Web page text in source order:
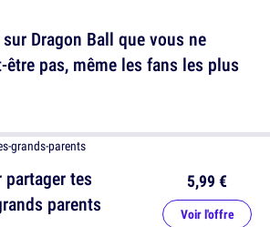
Dragon Ball que vous ne
pas, même les fans les plus
partager tes
parents
5,99 €
Voir l'offre